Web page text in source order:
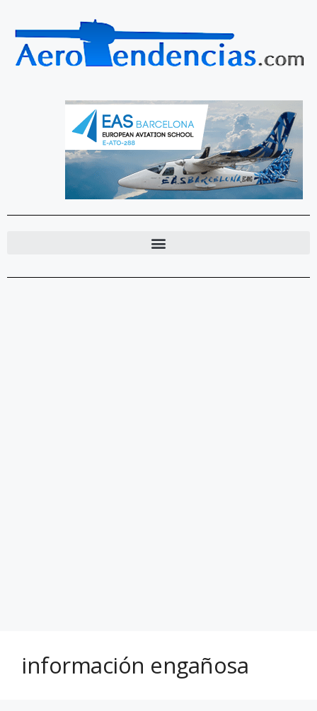
información engañosa